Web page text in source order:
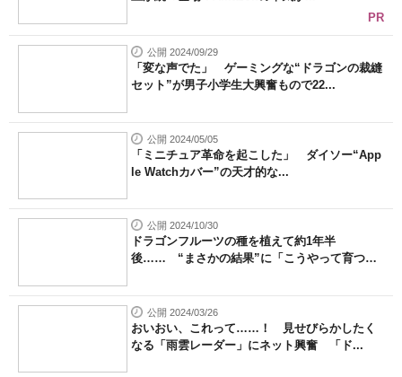
PR
公開 2024/09/29
「変な声でた」 ゲーミングな“ドラゴンの裁縫
セット”が男子小学生大興奮もので22...
公開 2024/05/05
「ミニチュア革命を起こした」 ダイソー“App
le Watchカバー”の天才的な...
公開 2024/10/30
ドラゴンフルーツの種を植えて約1年半
後…… “まさかの結果”に「こうやって育つ
公開 2024/03/26
おいおい、これって……！ 見せびらかしたく
なる「雨雲レーダー」にネット興奮 「ド...